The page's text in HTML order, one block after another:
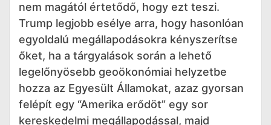
nem magától értetődő, hogy ezt teszi.
Trump legjobb esélye arra, hogy hasonlóan
egyoldalú megállapodásokra kényszerítse
őket, ha a tárgyalások során a lehető
legelőnyösebb geoökonómiai helyzetbe
hozza az Egyesült Államokat, azaz gyorsan
felépít egy “Amerika erődöt” egy sor
kereskedelmi megállapodással, majd